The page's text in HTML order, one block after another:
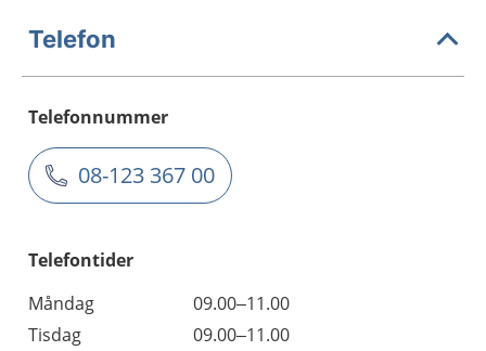
Telefon
Telefonnummer
08-123 367 00
Telefontider
Måndag
09.00–11.00
Tisdag
09.00–11.00